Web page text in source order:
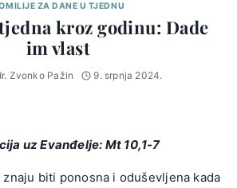
ZA DANE U TJEDNU
kroz godinu: Dade
im vlast
Zvonko Pažin 9. srpnja 2024.
uz Evanđelje: Mt 10,1-7
znaju biti ponosna i oduševljena kada